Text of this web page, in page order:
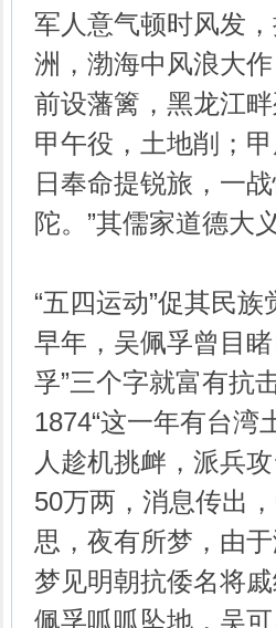
军人意气顿时风发
洲，渤海中风浪大
前设藩篱，黑龙江
甲午役，土地削；
日奉命提锐旅，一
陀。”其儒家道德大
“五四运动”促其民族
早年，吴佩孚曾目
孚”三个字就富有抗
1874“这一年有台湾
人趁机挑衅，派兵
50万两，消息传出
思，夜有所梦，由
梦见明朝抗倭名将
佩孚呱呱坠地，吴可